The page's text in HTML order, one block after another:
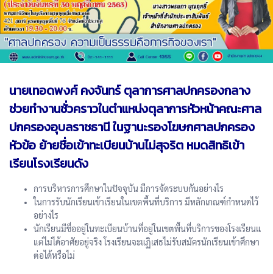
นายเทอดพงศ์ คงจันทร์ ตุลาการศาลปกครองกลาง
ช่วยทำงานชั่วคราวในตำแหน่งตุลาการหัวหน้าคณะศาล
ปกครองอุบลราชธานี ในฐานะรองโฆษกศาลปกครอง
หัวข้อ ย้ายชื่อเข้าทะเบียนบ้านไม่สุจริต หมดสิทธิเข้า
เรียนโรงเรียนดัง
การบริหารการศึกษาในปัจจุบัน มีการจัดระบบกันอย่างไร
ในการรับนักเรียนเข้าเรียนในเขตพื้นที่บริการ มีหลักเกณฑ์กำหนดไว้
อย่างไร
นักเรียนมีชื่ออยู่ในทะเบียนบ้านที่อยู่ในเขตพื้นที่บริการของโรงเรียนแ
แต่ไม่ได้อาศัยอยู่จริง โรงเรียนจะแฏิเสธไม่รับสมัครนักเรียนเข้าศึกษา
ต่อได้หรือไม่